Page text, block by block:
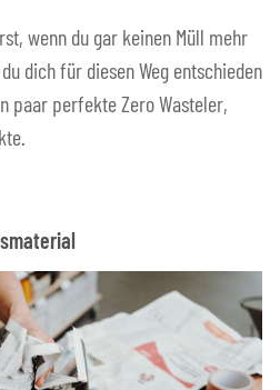
wenn du gar keinen Müll mehr
dich für diesen Weg entschieden
paar perfekte Zero Wasteler,